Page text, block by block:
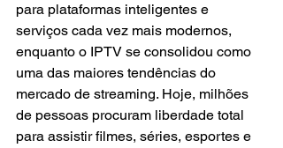
para plataformas inteligentes e
serviços cada vez mais modernos,
enquanto o IPTV se consolidou como
uma das maiores tendências do
mercado de streaming. Hoje, milhões
de pessoas procuram liberdade total
para assistir filmes, séries, esportes e